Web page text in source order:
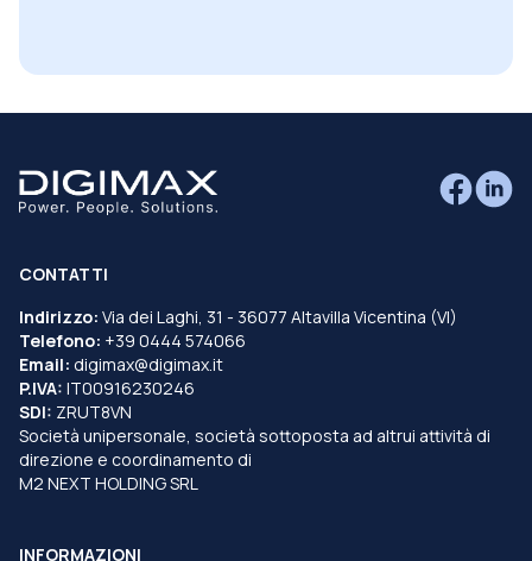
CONTATTI
Indirizzo: Via dei Laghi, 31 - 36077 Altavilla Vicentina (VI)
Telefono: +39 0444 574066
Email: digimax@digimax.it
P.IVA: IT00916230246
SDI: ZRUT8VN
Società unipersonale, società sottoposta ad altrui attività di
direzione e coordinamento di
M2 NEXT HOLDING SRL
INFORMAZIONI